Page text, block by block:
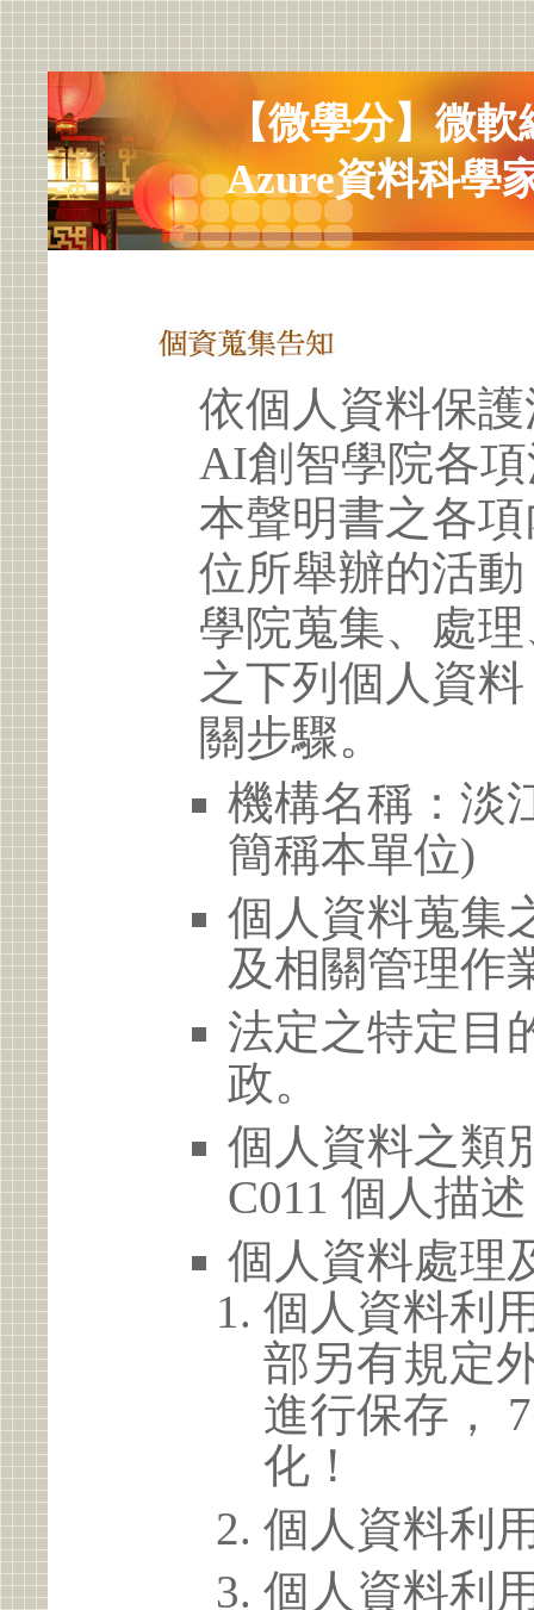
【微學分】微
Azure資料科學
依個人資料保
AI創智學院各
本聲明書之各
位所舉辦的活
學院蒐集、處
之下列個人資
關步驟。
機構名稱：淡
簡稱本單位)
個人資料蒐集
及相關管理作
法定之特定目
政。
個人資料之類
C011 個人描述
個人資料處理
個人資料利
部另有規定
進行保存，
化！
個人資料利
個人資料利